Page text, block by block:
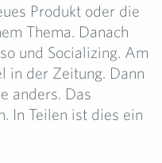
Produkt oder die
Thema. Danach
und Socializing. Am
in der Zeitung. Dann
anders. Das
In Teilen ist dies ein